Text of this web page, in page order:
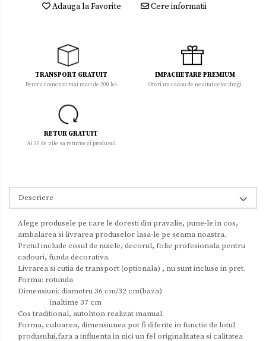
Adauga la Favorite Cere informatii
TRANSPORT GRATUIT
Pentru comenzi mai mari de 200 lei
IMPACHETARE PREMIUM
Oferi un cadou de neuitat celor dragi
RETUR GRATUIT
Ai 30 de zile sa returnezi produsul
Descriere
Alege produsele pe care le doresti din pravalie, pune-le in cos,
ambalarea si livrarea produselor lasa-le pe seama noastra.
Pretul include cosul de nuiele, decorul, folie profesionala pentru
cadouri, funda decorativa.
Livrarea si cutia de transport (optionala) , nu sunt incluse in pret.
Forma: rotunda
Dimensiuni: diametru 36 cm/32 cm(baza)
inaltime 37 cm
Cos traditional, autohton realizat manual.
Forma, culoarea, dimensiunea pot fi diferite in functie de lotul
produsului,fara a influenta in nici un fel originalitatea si calitatea